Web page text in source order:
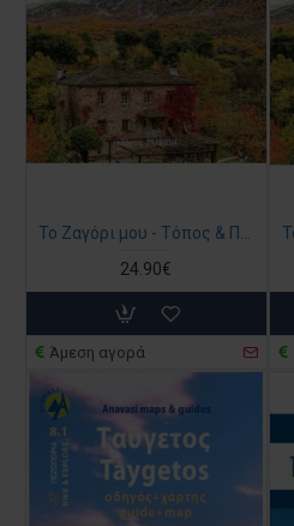
Το Ζαγόρι μου - Τόπος & Πεζοπορία (βιβλίο στα ελληνικά)
24.90€
Άμεση αγορά